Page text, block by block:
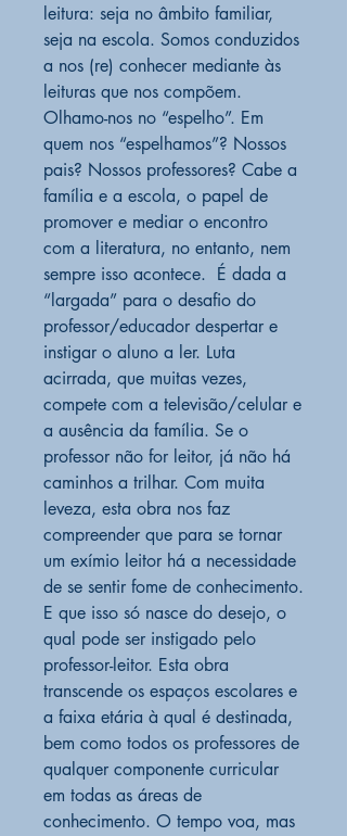
leitura: seja no âmbito familiar,
seja na escola. Somos conduzidos
a nos (re) conhecer mediante às
leituras que nos compõem.
Olhamo-nos no “espelho”. Em
quem nos “espelhamos”? Nossos
pais? Nossos professores? Cabe a
família e a escola, o papel de
promover e mediar o encontro
com a literatura, no entanto, nem
sempre isso acontece. É dada a
“largada” para o desafio do
professor/educador despertar e
instigar o aluno a ler. Luta
acirrada, que muitas vezes,
compete com a televisão/celular e
a ausência da família. Se o
professor não for leitor, já não há
caminhos a trilhar. Com muita
leveza, esta obra nos faz
compreender que para se tornar
um exímio leitor há a necessidade
de se sentir fome de conhecimento.
E que isso só nasce do desejo, o
qual pode ser instigado pelo
professor-leitor. Esta obra
transcende os espaços escolares e
a faixa etária à qual é destinada,
bem como todos os professores de
qualquer componente curricular
em todas as áreas de
conhecimento. O tempo voa, mas